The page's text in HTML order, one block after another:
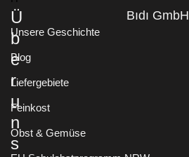
Ü
b
e
r
u
n
s
Bıdı GmbH
Unsere Geschichte
Blog
Liefergebiete
Feinkost
Obst & Gemüse